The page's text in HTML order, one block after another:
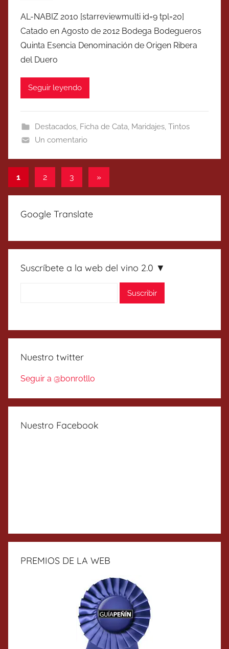
AL-NABIZ 2010 [starreviewmulti id=9 tpl=20]
Catado en Agosto de 2012 Bodega Bodegueros
Quinta Esencia Denominación de Origen Ribera
del Duero
Seguir leyendo
Destacados, Ficha de Cata, Maridajes, Tintos
Un comentario
Paginación
de
entradas
1 2 3
Entradas
»
Google Translate
Suscríbete a la web del vino 2.0 ▼
Nuestro twitter
Seguir a @bonrotllo
Nuestro Facebook
PREMIOS DE LA WEB